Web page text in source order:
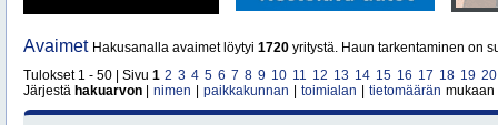
Avaimet Hakusanalla avaimet löytyi 1720 yritystä. Haun tarkentaminen on
Tulokset 1 - 50 | Sivu 1 2 3 4 5 6 7 8 9 10 11 12 13 14 15 16 17 18 19 20
Järjestä hakuarvon nimen paikkakunnan toimialan tietomäärän mukaan